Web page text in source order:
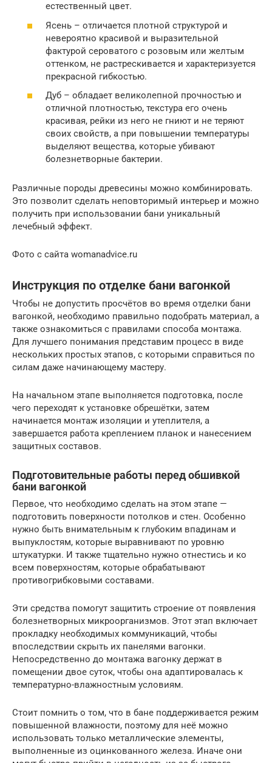
естественный цвет.
Ясень – отличается плотной структурой и
невероятно красивой и выразительной
фактурой сероватого с розовым или желтым
оттенком, не растрескивается и характеризуется
прекрасной гибкостью.
Дуб – обладает великолепной прочностью и
отличной плотностью, текстура его очень
красивая, рейки из него не гниют и не теряют
своих свойств, а при повышении температуры
выделяют вещества, которые убивают
болезнетворные бактерии.
Различные породы древесины можно комбинировать.
Это позволит сделать неповторимый интерьер и можно
получить при использовании бани уникальный
лечебный эффект.
Фото с сайта womanadvice.ru
Инструкция по отделке бани вагонкой
Чтобы не допустить просчётов во время отделки бани
вагонкой, необходимо правильно подобрать материал, а
также ознакомиться с правилами способа монтажа.
Для лучшего понимания представим процесс в виде
нескольких простых этапов, с которыми справиться по
силам даже начинающему мастеру.
На начальном этапе выполняется подготовка, после
чего переходят к установке обрешётки, затем
начинается монтаж изоляции и утеплителя, а
завершается работа креплением планок и нанесением
защитных составов.
Подготовительные работы перед обшивкой
бани вагонкой
Первое, что необходимо сделать на этом этапе —
подготовить поверхности потолков и стен. Особенно
нужно быть внимательным к глубоким впадинам и
выпуклостям, которые выравнивают по уровню
штукатурки. И также тщательно нужно отнестись и ко
всем поверхностям, которые обрабатывают
противогрибковыми составами.
Эти средства помогут защитить строение от появления
болезнетворных микроорганизмов. Этот этап включает
прокладку необходимых коммуникаций, чтобы
впоследствии скрыть их панелями вагонки.
Непосредственно до монтажа вагонку держат в
помещении двое суток, чтобы она адаптировалась к
температурно-влажностным условиям.
Стоит помнить о том, что в бане поддерживается режим
повышенной влажности, поэтому для неё можно
использовать только металлические элементы,
выполненные из оцинкованного железа. Иначе они